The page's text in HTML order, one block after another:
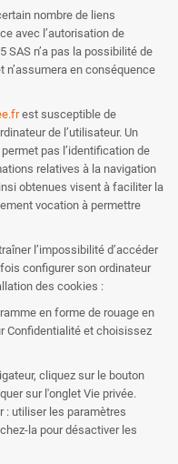
nombre de liens
avec l’autorisation de
SAS n’a pas la possibilité de
en conséquence
est susceptible de
de l’utilisateur. Un
pas l’identification de
relatives à la navigation
obtenues visent à faciliter la
vocation à permettre
l’impossibilité d’accéder
configurer son ordinateur
des cookies :
en forme de rouage en
Confidentialité et choisissez
cliquez sur le bouton
sur l'onglet Vie privée.
: utiliser les paramètres
la pour désactiver les